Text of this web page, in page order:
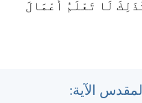
لَا تَعْلَمُ أَعْمَالَ
الآية: